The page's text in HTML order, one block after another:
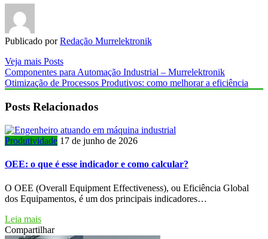
Publicado por Redação Murrelektronik
Veja mais Posts
Componentes para Automação Industrial – Murrelektronik
Otimização de Processos Produtivos: como melhorar a eficiência
Posts Relacionados
Produtividade 17 de junho de 2026
OEE: o que é esse indicador e como calcular?
O OEE (Overall Equipment Effectiveness), ou Eficiência Global
dos Equipamentos, é um dos principais indicadores…
Leia mais
Compartilhar